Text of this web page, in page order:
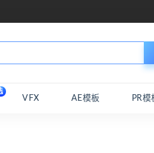
VFX AE模板 PR模